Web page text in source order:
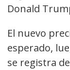
Donald
El nuevo
esperado,
se registra